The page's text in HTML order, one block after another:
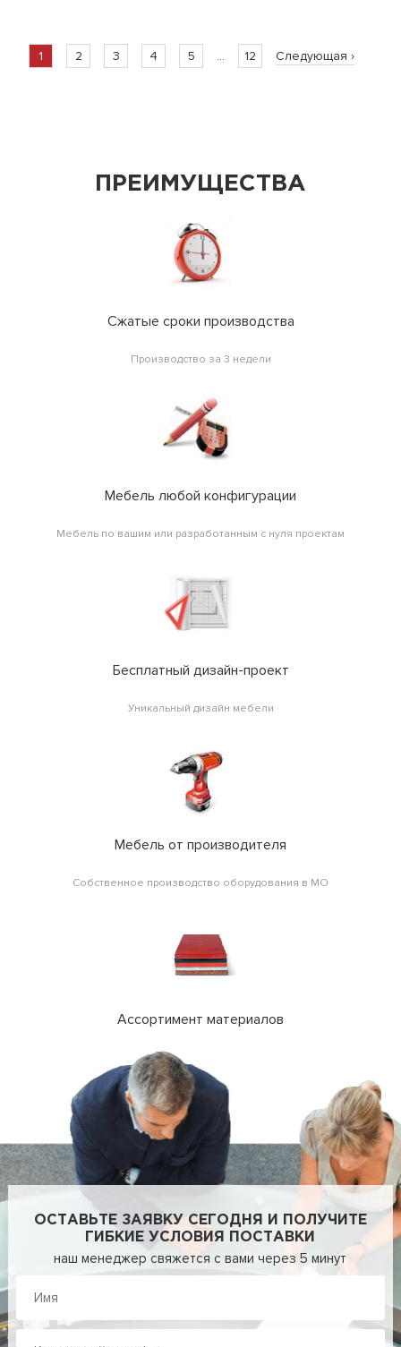
1 2 3 4 5 ... 12 Следующая ›
ПРЕИМУЩЕСТВА
Сжатые сроки производства
Производство за 3 недели
Мебель любой конфигурации
Мебель по вашим или разработанным с нуля проектам
Бесплатный дизайн-проект
Уникальный дизайн мебели
Мебель от производителя
Собственное производство оборудования в МО
Ассортимент материалов
Работаем с пластиками, стеклом, шпоном и искусственным камнем
ОСТАВЬТЕ ЗАЯВКУ СЕГОДНЯ И ПОЛУЧИТЕ
ГИБКИЕ УСЛОВИЯ ПОСТАВКИ
наш менеджер свяжется с вами через 5 минут